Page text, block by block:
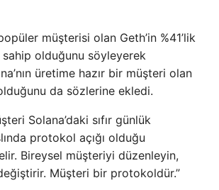
müşterisi olan Geth’in %41’lik
sahip olduğunu söyleyerek
üretime hazır bir müşteri olan
da sözlerine ekledi.
Solana’daki sıfır günlük
protokol açığı olduğu
Bireysel müşteriyi düzenleyin,
Müşteri bir protokoldür.”